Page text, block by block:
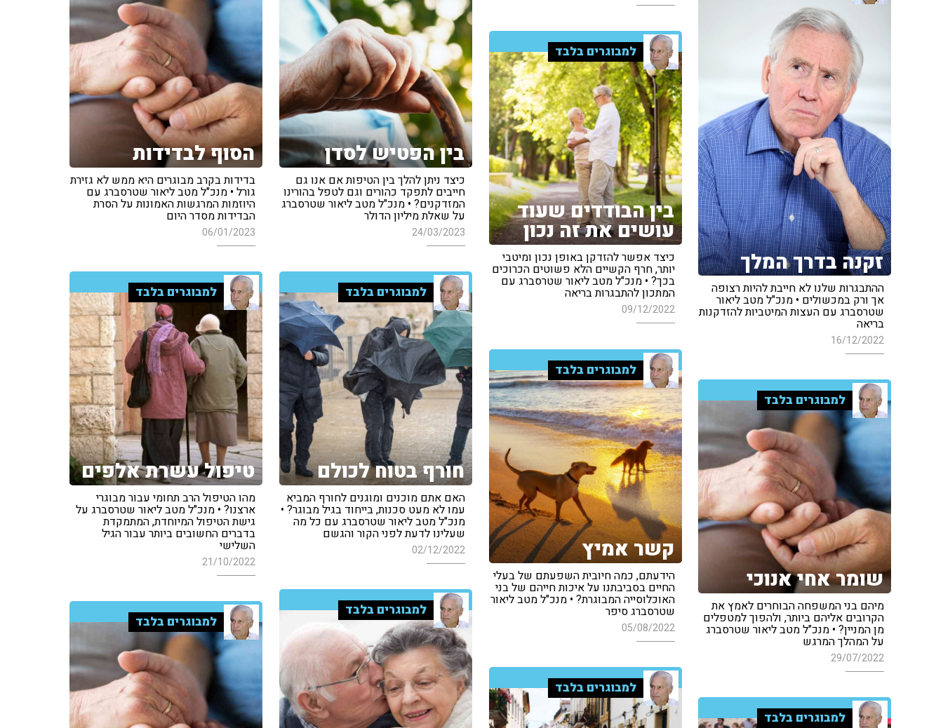
בין הפטיש לסדן
כיצד ניתן להלך בין הטיפות אם אנו גם
חייבים לתפקד כהורים וגם לטפל בהורינו
המזדקנים? • מנכ"ל מטב ליאור שטרסברג
על שאלת מיליון הדולר
24/03/2023
הסוף לבדידות
בדידות בקרב מבוגרים היא ממש לא גזירת
גורל • מנכ"ל מטב ליאור שטרסברג עם
היוזמות המרגשות האמונות על הסרת
הבדידות מסדר היום
06/01/2023
זקנה בדרך המלך
ההתבגרות שלנו לא חייבת להיות רצופה
אך ורק במכשולים • מנכ"ל מטב ליאור
שטרסברג עם העצות המיטביות להזדקנות
בריאה
16/12/2022
למבוגרים בלבד
בין הבודדים שעוד
עושים את זה נכון
כיצד אפשר להזדקן באופן נכון ומיטבי
יותר, חרף הקשיים הלא פשוטים הכרוכים
בכך? • מנכ"ל מטב ליאור שטרסברג עם
המתכון להתבגרות בריאה
09/12/2022
למבוגרים בלבד
חורף בטוח לכולם
האם אתם מוכנים ומוגנים לחורף המביא
עמו לא מעט סכנות, בייחוד בגיל מבוגר? •
מנכ"ל מטב ליאור שטרסברג עם כל מה
שעלינו לדעת לפני הקור והגשם
02/12/2022
למבוגרים בלבד
טיפול עשרת אלפים
מהו הטיפול הרב תחומי עבור מבוגרי
ארצנו? • מנכ"ל מטב ליאור שטרסברג על
גישת הטיפול המיוחדת, המתמקדת
בדברים החשובים ביותר עבור הגיל
השלישי
21/10/2022
למבוגרים בלבד
קשר אמיץ
הידעתם, כמה חיובית השפעתם של בעלי
החיים בסביבתנו על איכות חייהם של בני
האוכלוסייה המבוגרת? • מנכ"ל מטב ליאור
שטרסברג סיפר
05/08/2022
למבוגרים בלבד
שומר אחי אנוכי
מיהם בני המשפחה הבוחרים לאמץ את
הקרובים אליהם ביותר, ולהפוך למטפלים
מן המניין? • מנכ"ל מטב ליאור שטרסברג
על המהלך המרגש
29/07/2022
למבוגרים בלבד
למבוגרים בלבד
למבוגרים בלבד
למבוגרים בלבד